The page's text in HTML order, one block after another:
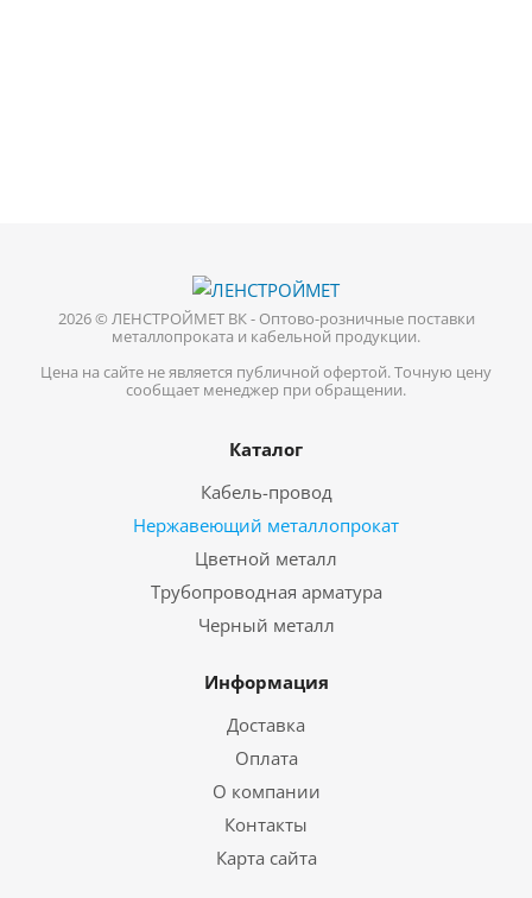
2026 © ЛЕНСТРОЙМЕТ ВК - Оптово-розничные поставки
металлопроката и кабельной продукции.
Цена на сайте не является публичной офертой. Точную цену
сообщает менеджер при обращении.
Каталог
Кабель-провод
Нержавеющий металлопрокат
Цветной металл
Трубопроводная арматура
Черный металл
Информация
Доставка
Оплата
О компании
Контакты
Карта сайта